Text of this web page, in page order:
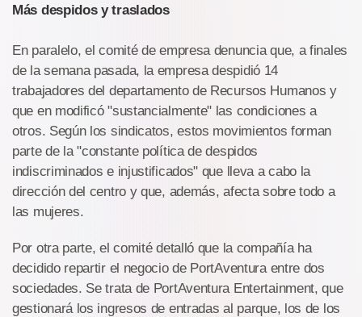
Más despidos y traslados
En paralelo, el comité de empresa denuncia que, a finales
de la semana pasada, la empresa despidió 14
trabajadores del departamento de Recursos Humanos y
que en modificó "sustancialmente" las condiciones a
otros. Según los sindicatos, estos movimientos forman
parte de la "constante política de despidos
indiscriminados e injustificados" que lleva a cabo la
dirección del centro y que, además, afecta sobre todo a
las mujeres.
Por otra parte, el comité detalló que la compañía ha
decidido repartir el negocio de PortAventura entre dos
sociedades. Se trata de PortAventura Entertainment, que
gestionará los ingresos de entradas al parque, los de los